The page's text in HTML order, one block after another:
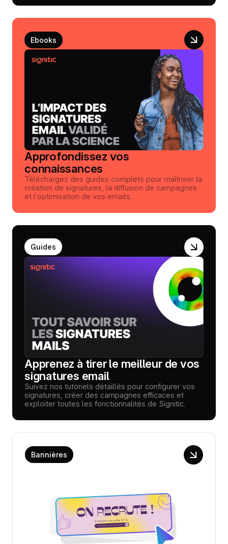
Ebooks
Approfondissez vos
connaissances
Téléchargez des guides complets pour maîtriser la
création de signatures, la diffusion de campagnes
et l’optimisation de vos emails.
Guides
Apprenez à tirer le meilleur de vos
signatures email
Suivez nos tutoriels détaillés pour configurer vos
signatures, créer des campagnes efficaces et
exploiter toutes les fonctionnalités de Signitic.
Bannières